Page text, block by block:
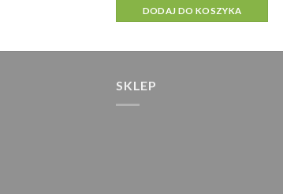
wynosiła:
166,90 zł.
wynosi:
145,99 zł.
DODAJ DO KOSZYKA
SKLEP